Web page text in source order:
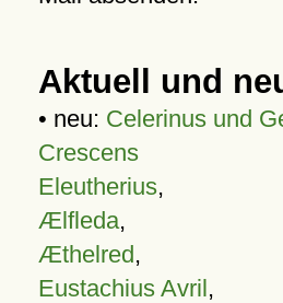
Aktuell und
• neu: Celerinus und
Crescens
Eleutherius,
Ælfleda,
Æthelred,
Eustachius Avril,